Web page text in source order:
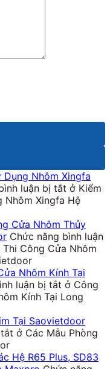
Dụng Nhôm Xingfa
luận bị tắt ở Kiểm
Nhôm Xingfa Hệ
Cửa Nhôm Thủy
Chức năng bình luận
Công Cửa Nhôm
Nhôm Kính Tại
luận bị tắt ở Công
Kính Tại Long
Tại Saovietdoor
ở Các Mẫu Phòng
Hệ R65 Plus, SD83